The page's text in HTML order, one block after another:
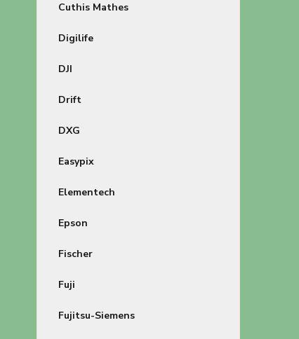
Cuthis Mathes
Digilife
DJI
Drift
DXG
Easypix
Elementech
Epson
Fischer
Fuji
Fujitsu-Siemens